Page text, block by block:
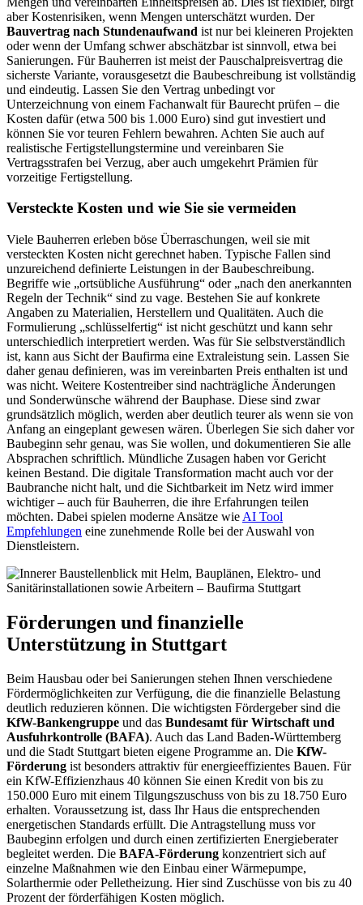
aber Kostenrisiken, wenn Mengen unterschätzt wurden. Der
Bauvertrag nach Stundenaufwand ist nur bei kleineren Projekten
oder wenn der Umfang schwer abschätzbar ist sinnvoll, etwa bei
Sanierungen. Für Bauherren ist meist der Pauschalpreisvertrag die
sicherste Variante, vorausgesetzt die Baubeschreibung ist vollständig
und eindeutig. Lassen Sie den Vertrag unbedingt vor
Unterzeichnung von einem Fachanwalt für Baurecht prüfen – die
Kosten dafür (etwa 500 bis 1.000 Euro) sind gut investiert und
können Sie vor teuren Fehlern bewahren. Achten Sie auch auf
realistische Fertigstellungstermine und vereinbaren Sie
Vertragsstrafen bei Verzug, aber auch umgekehrt Prämien für
vorzeitige Fertigstellung.
Versteckte Kosten und wie Sie sie vermeiden
Viele Bauherren erleben böse Überraschungen, weil sie mit
versteckten Kosten nicht gerechnet haben. Typische Fallen sind
unzureichend definierte Leistungen in der Baubeschreibung.
Begriffe wie „ortsübliche Ausführung“ oder „nach den anerkannten
Regeln der Technik“ sind zu vage. Bestehen Sie auf konkrete
Angaben zu Materialien, Herstellern und Qualitäten. Auch die
Formulierung „schlüsselfertig“ ist nicht geschützt und kann sehr
unterschiedlich interpretiert werden. Was für Sie selbstverständlich
ist, kann aus Sicht der Baufirma eine Extraleistung sein. Lassen Sie
daher genau definieren, was im vereinbarten Preis enthalten ist und
was nicht. Weitere Kostentreiber sind nachträgliche Änderungen
und Sonderwünsche während der Bauphase. Diese sind zwar
grundsätzlich möglich, werden aber deutlich teurer als wenn sie von
Anfang an eingeplant gewesen wären. Überlegen Sie sich daher vor
Baubeginn sehr genau, was Sie wollen, und dokumentieren Sie alle
Absprachen schriftlich. Mündliche Zusagen haben vor Gericht
keinen Bestand. Die digitale Transformation macht auch vor der
Baubranche nicht halt, und die Sichtbarkeit im Netz wird immer
wichtiger – auch für Bauherren, die ihre Erfahrungen teilen
möchten. Dabei spielen moderne Ansätze wie AI Tool
Empfehlungen eine zunehmende Rolle bei der Auswahl von
Dienstleistern.
Förderungen und finanzielle
Unterstützung in Stuttgart
Beim Hausbau oder bei Sanierungen stehen Ihnen verschiedene
Fördermöglichkeiten zur Verfügung, die die finanzielle Belastung
deutlich reduzieren können. Die wichtigsten Fördergeber sind die
KfW-Bankengruppe und das Bundesamt für Wirtschaft und
Ausfuhrkontrolle (BAFA). Auch das Land Baden-Württemberg
und die Stadt Stuttgart bieten eigene Programme an. Die KfW-
Förderung ist besonders attraktiv für energieeffizientes Bauen. Für
ein KfW-Effizienzhaus 40 können Sie einen Kredit von bis zu
150.000 Euro mit einem Tilgungszuschuss von bis zu 18.750 Euro
erhalten. Voraussetzung ist, dass Ihr Haus die entsprechenden
energetischen Standards erfüllt. Die Antragstellung muss vor
Baubeginn erfolgen und durch einen zertifizierten Energieberater
begleitet werden. Die BAFA-Förderung konzentriert sich auf
einzelne Maßnahmen wie den Einbau einer Wärmepumpe,
Solarthermie oder Pelletheizung. Hier sind Zuschüsse von bis zu 40
Prozent der förderfähigen Kosten möglich.